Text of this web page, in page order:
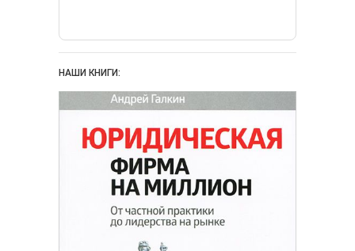
Юридический
маркетинг
НАШИ КНИГИ: